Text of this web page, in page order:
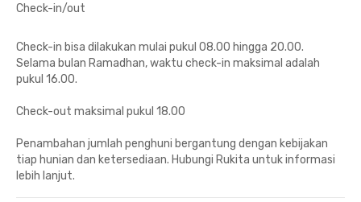
Check-in/out
Check-in bisa dilakukan mulai pukul 08.00 hingga 20.00.
Selama bulan Ramadhan, waktu check-in maksimal adalah
pukul 16.00.
Check-out maksimal pukul 18.00
Penambahan jumlah penghuni bergantung dengan kebijakan
tiap hunian dan ketersediaan. Hubungi Rukita untuk informasi
lebih lanjut.